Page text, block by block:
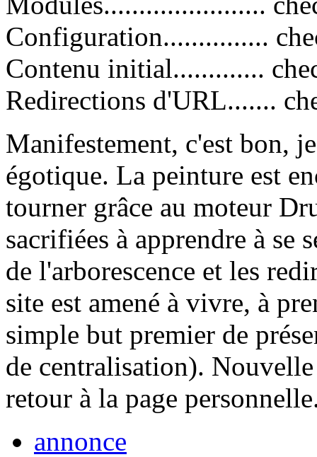
Configuration...............
Contenu initial.............
Redirections d'URL.......
Manifestement, c'est bon,
égotique. La peinture est
tourner grâce au moteur
sacrifiées à apprendre à se
de l'arborescence et les
site est amené à vivre, à
simple but premier de
de centralisation).
retour à la page
annonce